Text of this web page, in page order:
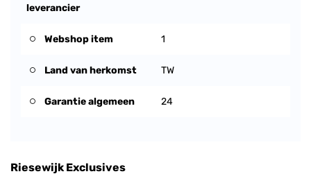
leverancier
Webshop item 1
Land van herkomst TW
Garantie algemeen 24
Riesewijk Exclusives